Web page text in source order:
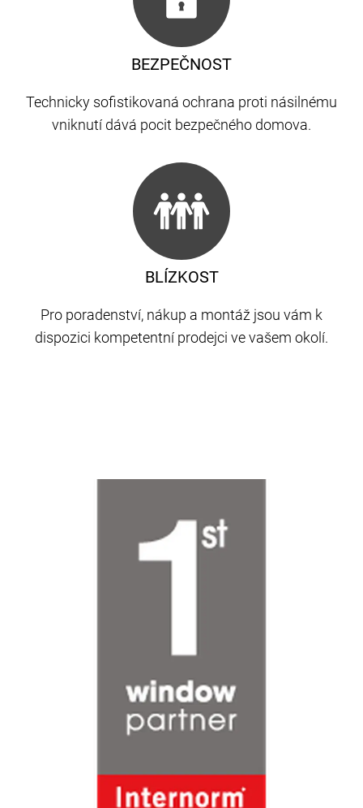
BLÍZKOST
Pro poradenství, nákup a montáž jsou vám k
dispozici kompetentní prodejci ve vašem okolí.
BEZPEČNOST
Technicky sofistikovaná ochrana proti násilnému
vniknutí dává pocit bezpečného domova.